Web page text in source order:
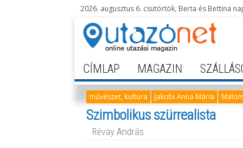
2026. augusztus 6. csütörtök, Berta és Bettina
CÍMLAP MAGAZIN
művészet, kultúra Jakobi Anna Mária
Szimbolikus szürrealista
Révay András